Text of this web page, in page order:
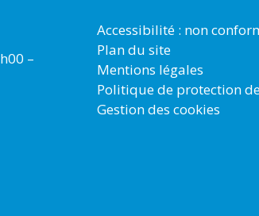
–
Accessibilité : non
Plan du site
Mentions légales
Politique de protection
Gestion des cookies